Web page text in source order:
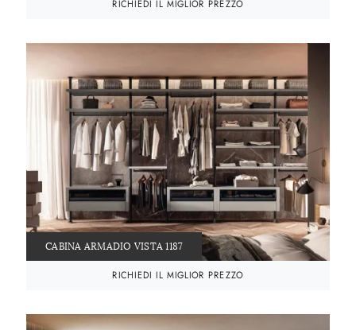
RICHIEDI IL MIGLIOR PREZZO
CABINA ARMADIO VISTA 1187
RICHIEDI IL MIGLIOR PREZZO